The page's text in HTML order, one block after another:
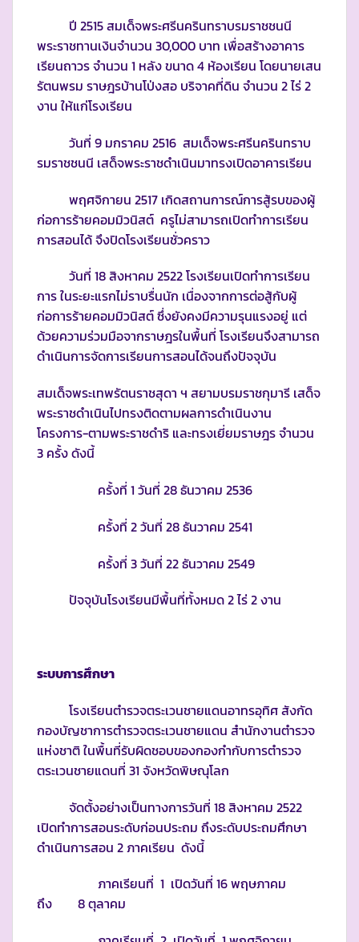
ปี 2515 สมเด็จพระศรีนครินทราบรมราชชนนี
พระราชทานเงินจำนวน 30,000 บาท เพื่อสร้างอาคาร
เรียนถาวร จำนวน 1 หลัง ขนาด 4 ห้องเรียน โดยนายเสน
รัตนพรม ราษฎรบ้านโป่งสอ บริจาคที่ดิน จำนวน 2 ไร่ 2
งาน ให้แก่โรงเรียน
วันที่ 9 มกราคม 2516 สมเด็จพระศรีนครินทราบ
รมราชชนนี เสด็จพระราชดำเนินมาทรงเปิดอาคารเรียน
พฤศจิกายน 2517 เกิดสถานการณ์การสู้รบของผู้
ก่อการร้ายคอมมิวนิสต์ ครูไม่สามารถเปิดทำการเรียน
การสอนได้ จึงปิดโรงเรียนชั่วคราว
วันที่ 18 สิงหาคม 2522 โรงเรียนเปิดทำการเรียน
การ ในระยะแรกไม่ราบรื่นนัก เนื่องจากการต่อสู้กับผู้
ก่อการร้ายคอมมิวนิสต์ ซึ่งยังคงมีความรุนแรงอยู่ แต่
ด้วยความร่วมมือจากราษฎรในพื้นที่ โรงเรียนจึงสามารถ
ดำเนินการจัดการเรียนการสอนได้จนถึงปัจจุบัน
สมเด็จพระเทพรัตนราชสุดา ฯ สยามบรมราชกุมารี เสด็จ
พระราชดำเนินไปทรงติดตามผลการดำเนินงาน
โครงการ-ตามพระราชดำริ และทรงเยี่ยมราษฎร จำนวน
3 ครั้ง ดังนี้
ครั้งที่ 1 วันที่ 28 ธันวาคม 2536
ครั้งที่ 2 วันที่ 28 ธันวาคม 2541
ครั้งที่ 3 วันที่ 22 ธันวาคม 2549
ปัจจุบันโรงเรียนมีพื้นที่ทั้งหมด 2 ไร่ 2 งาน
ระบบการศึกษา
โรงเรียนตำรวจตระเวนชายแดนอาทรอุทิศ สังกัด
กองบัญชาการตำรวจตระเวนชายแดน สำนักงานตำรวจ
แห่งชาติ ในพื้นที่รับผิดชอบของกองกำกับการตำรวจ
ตระเวนชายแดนที่ 31 จังหวัดพิษณุโลก
จัดตั้งอย่างเป็นทางการวันที่ 18 สิงหาคม 2522
เปิดทำการสอนระดับก่อนประถม ถึงระดับประถมศึกษา
ดำเนินการสอน 2 ภาคเรียน ดังนี้
ภาคเรียนที่ 1 เปิดวันที่ 16 พฤษภาคม
ถึง 8 ตุลาคม